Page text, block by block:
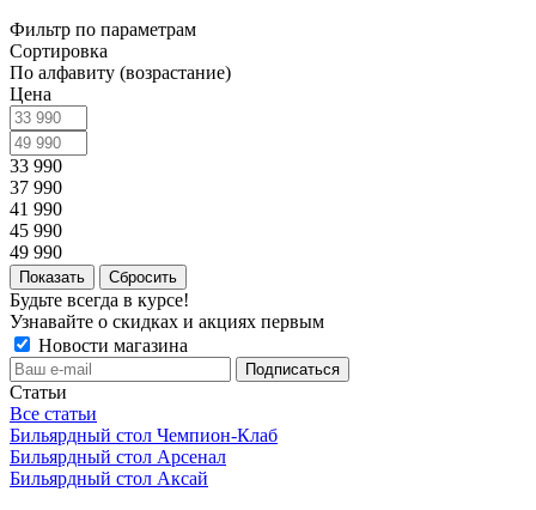
Фильтр по параметрам
Сортировка
По алфавиту (возрастание)
Цена
33 990
37 990
41 990
45 990
49 990
Сбросить
Будьте всегда в курсе!
Узнавайте о скидках и акциях первым
Новости магазина
Статьи
Все статьи
Бильярдный стол Чемпион-Клаб
Бильярдный стол Арсенал
Бильярдный стол Аксай